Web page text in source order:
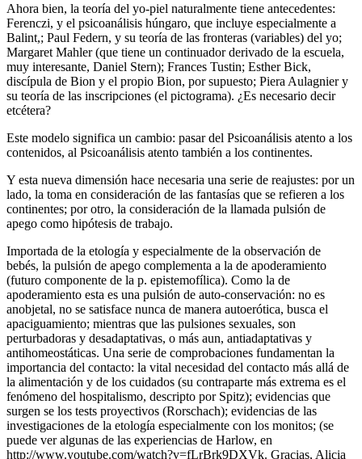
Ahora bien, la teoría del yo-piel naturalmente tiene antecedentes:
Ferenczi, y el psicoanálisis húngaro, que incluye especialmente a
Balint,; Paul Federn, y su teoría de las fronteras (variables) del yo;
Margaret Mahler (que tiene un continuador derivado de la escuela,
muy interesante, Daniel Stern); Frances Tustin; Esther Bick,
discípula de Bion y el propio Bion, por supuesto; Piera Aulagnier y
su teoría de las inscripciones (el pictograma). ¿Es necesario decir
etcétera?
Este modelo significa un cambio: pasar del Psicoanálisis atento a los
contenidos, al Psicoanálisis atento también a los continentes.
Y esta nueva dimensión hace necesaria una serie de reajustes: por un
lado, la toma en consideración de las fantasías que se refieren a los
continentes; por otro, la consideración de la llamada pulsión de
apego como hipótesis de trabajo.
Importada de la etología y especialmente de la observación de
bebés, la pulsión de apego complementa a la de apoderamiento
(futuro componente de la p. epistemofílica). Como la de
apoderamiento esta es una pulsión de auto-conservación: no es
anobjetal, no se satisface nunca de manera autoerótica, busca el
apaciguamiento; mientras que las pulsiones sexuales, son
perturbadoras y desadaptativas, o más aun, antiadaptativas y
antihomeostáticas. Una serie de comprobaciones fundamentan la
importancia del contacto: la vital necesidad del contacto más allá de
la alimentación y de los cuidados (su contraparte más extrema es el
fenómeno del hospitalismo, descripto por Spitz); evidencias que
surgen se los tests proyectivos (Rorschach); evidencias de las
investigaciones de la etología especialmente con los monitos; (se
puede ver algunas de las experiencias de Harlow, en
http://www.youtube.com/watch?v=fLrBrk9DXVk. Gracias, Alicia